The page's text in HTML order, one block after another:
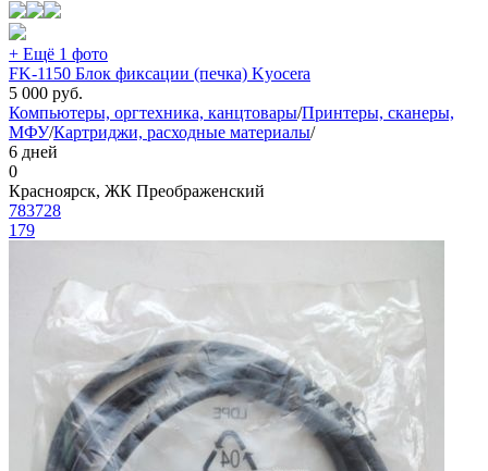
+ Ещё 1 фото
FK-1150 Блок фиксации (печка) Kyocera
5 000 руб.
Компьютеры, оргтехника, канцтовары/Принтеры, сканеры,
МФУ/Картриджи, расходные материалы/
6 дней
0
Красноярск, ЖК Преображенский
783728
179